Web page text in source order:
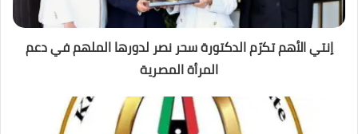
إنتي الأهم تكرّم الدكتورة سحر نصر لدورها الملهم في دعم
المرأة المصرية